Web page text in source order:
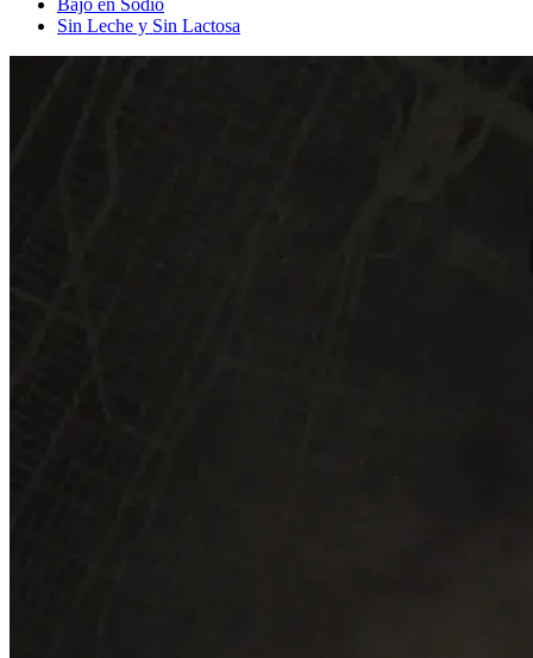
Sin Leche y Sin Lactosa